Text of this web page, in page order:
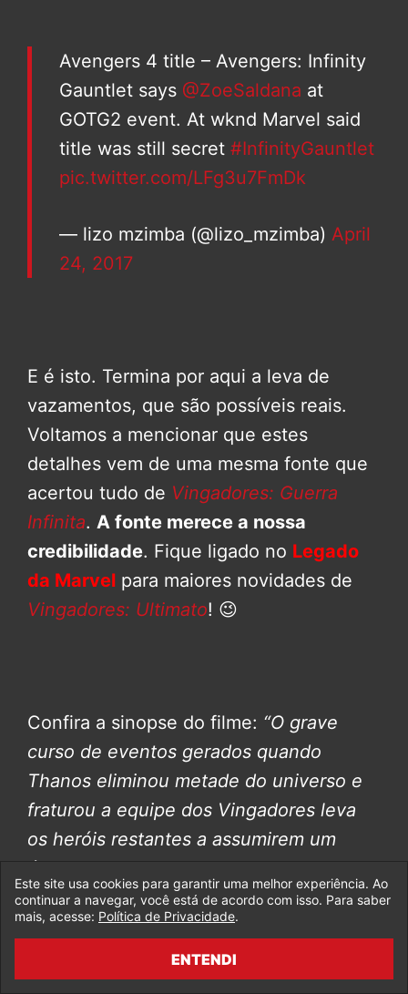
Avengers 4 title – Avengers: Infinity
Gauntlet says @ZoeSaldana at
GOTG2 event. At wknd Marvel said
title was still secret #InfinityGauntlet
pic.twitter.com/LFg3u7FmDk
— lizo mzimba (@lizo_mzimba) April
24, 2017
E é isto. Termina por aqui a leva de
vazamentos, que são possíveis reais.
Voltamos a mencionar que estes
detalhes vem de uma mesma fonte que
acertou tudo de Vingadores: Guerra
Infinita. A fonte merece a nossa
credibilidade. Fique ligado no Legado
da Marvel para maiores novidades de
Vingadores: Ultimato! 😉
Confira a sinopse do filme: “O grave
curso de eventos gerados quando
Thanos eliminou metade do universo e
fraturou a equipe dos Vingadores leva
os heróis restantes a assumirem um
último movimento na grande conclusão
da Marvel Studios de vinte e dois filmes,
Vingadores: Ultimato”.
Este site usa cookies para garantir uma melhor experiência. Ao
continuar a navegar, você está de acordo com isso. Para saber
mais, acesse: Política de Privacidade.
ENTENDI